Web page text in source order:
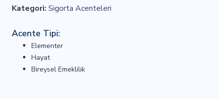
Kategori: Sigorta Acenteleri
Acente Tipi:
Elementer
Hayat
Bireysel Emeklilik